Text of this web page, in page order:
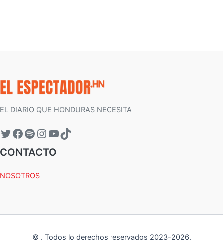
EL DIARIO QUE HONDURAS NECESITA
CONTACTO
NOSOTROS
© . Todos lo derechos reservados 2023-2026.